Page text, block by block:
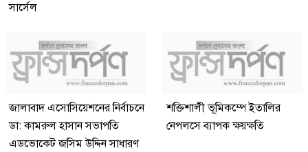
সার্সেল
জালাবাদ এসোসিয়েশনের নির্বাচনে
ডা: কামরুল হাসান সভাপতি
এডভোকেট জসিম উদ্দিন সাধারণ
শক্তিশালী ভূমিকম্পে ইতালির
নেপলসে ব্যাপক ক্ষয়ক্ষতি